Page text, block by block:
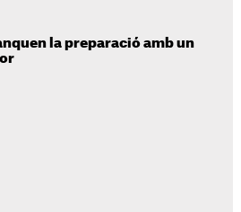
la preparació amb un